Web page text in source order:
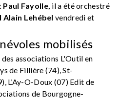
Fayolle, il a été orchestré
Lehébel vendredi et
mobilisés
associations L'Outil en
de Fillière (74), St-
L’Ay-O-Doux (07) Edit de
de Bourgogne-